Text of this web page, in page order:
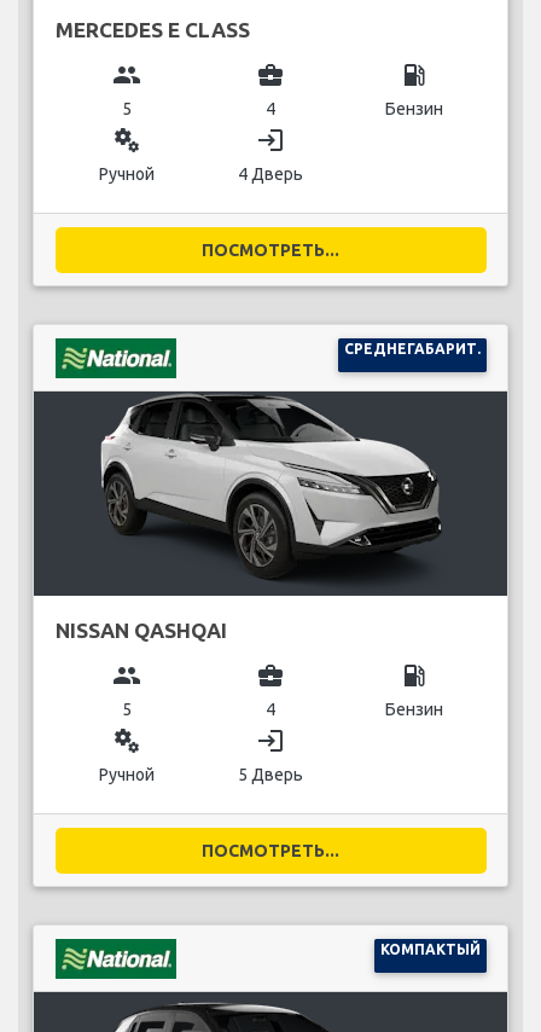
MERCEDES E CLASS
group
5
business_center
4
local_gas_station
Бензин
miscellaneous_services
Ручной
login
4 Дверь
ПОСМОТРЕТЬ...
СРЕДНЕГАБАРИТ.
NISSAN QASHQAI
group
5
business_center
4
local_gas_station
Бензин
miscellaneous_services
Ручной
login
5 Дверь
ПОСМОТРЕТЬ...
КОМПАКТЫЙ